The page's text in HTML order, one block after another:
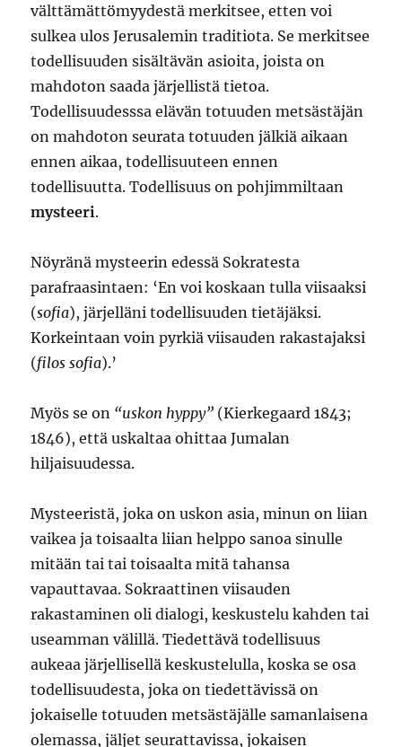
välttämättömyydestä merkitsee, etten voi
sulkea ulos Jerusalemin traditiota. Se merkitsee
todellisuuden sisältävän asioita, joista on
mahdoton saada järjellistä tietoa.
Todellisuudesssa elävän totuuden metsästäjän
on mahdoton seurata totuuden jälkiä aikaan
ennen aikaa, todellisuuteen ennen
todellisuutta. Todellisuus on pohjimmiltaan
mysteeri.
Nöyränä mysteerin edessä Sokratesta
parafraasintaen: ‘En voi koskaan tulla viisaaksi
(sofia), järjelläni todellisuuden tietäjäksi.
Korkeintaan voin pyrkiä viisauden rakastajaksi
(filos sofia).’
Myös se on “uskon hyppy” (Kierkegaard 1843;
1846), että uskaltaa ohittaa Jumalan
hiljaisuudessa.
Mysteeristä, joka on uskon asia, minun on liian
vaikea ja toisaalta liian helppo sanoa sinulle
mitään tai tai toisaalta mitä tahansa
vapauttavaa. Sokraattinen viisauden
rakastaminen oli dialogi, keskustelu kahden tai
useamman välillä. Tiedettävä todellisuus
aukeaa järjellisellä keskustelulla, koska se osa
todellisuudesta, joka on tiedettävissä on
jokaiselle totuuden metsästäjälle samanlaisena
olemassa, jäljet seurattavissa, jokaisen